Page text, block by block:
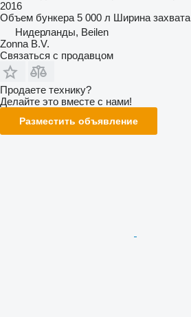
2016
Объем бункера 5 000 л Ширина захвата
Нидерланды, Beilen
Zonna B.V.
Связаться с продавцом
Продаете технику?
Делайте это вместе с нами!
Разместить объявление